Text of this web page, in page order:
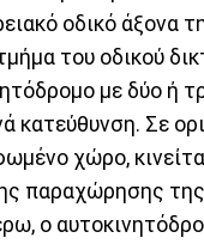
οδικό άξονα
του οδικού
με δύο ή
κατεύθυνση. Σε
χώρο,
παραχώρησης
ο